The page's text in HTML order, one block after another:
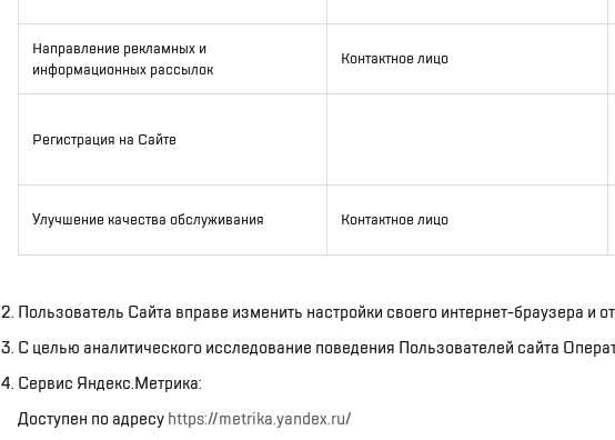
Направление рекламных и
информационных рассылок
Контактное лицо
Регистрация на Сайте
Улучшение качества обслуживания Контактное лицо
Пользователь Сайта вправе изменить настройки своего интернет-браузера и
С целью аналитического исследование поведения Пользователей сайта
Сервис Яндекс.Метрика:
Доступен по адресуhttps://metrika.yandex.ru/